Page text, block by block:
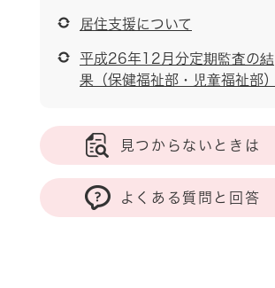
居住支援について
平成26年12月分定期監査の結
果（保健福祉部・児童福祉部）
見つからないときは
よくある質問と回答